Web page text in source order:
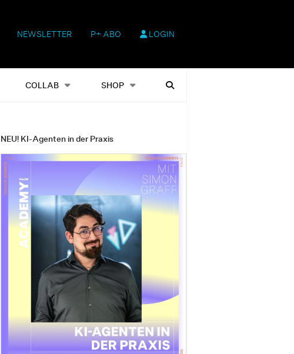
NEWSLETTER P+ ABO LOGIN
COLLAB SHOP
Shop Heftausgaben Suchen
NEU! KI-Agenten in der Praxis